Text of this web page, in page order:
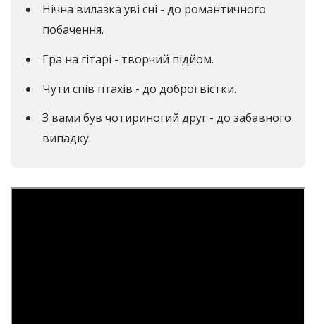
Нічна вилазка уві сні - до романтичного
побачення.
Гра на гітарі - творчий підйом.
Чути спів птахів - до доброї вістки.
З вами був чотириногий друг - до забавного
випадку.